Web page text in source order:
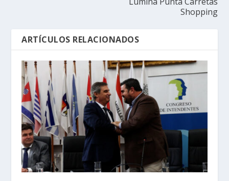
Shopping
ARTÍCULOS RELACIONADOS